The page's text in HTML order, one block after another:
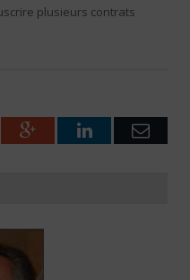
plusieurs contrats
Google+LinkedIn